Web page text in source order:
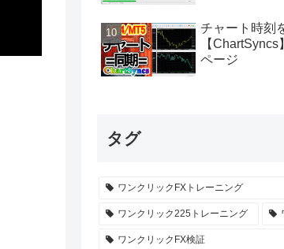
チャート時刻
【ChartSyncs
ページ
タグ
ワンクリックFXトレーニング
ワンクリック225トレーニング
ワンクリックFX検証